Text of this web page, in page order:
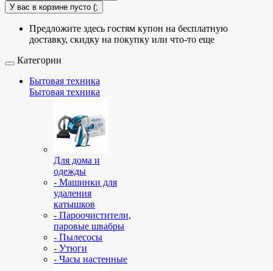
У вас в корзине пусто (;
Предложите здесь гостям купон на бесплатную
доставку, скидку на покупку или что-то еще
Категории
Бытовая техника
Бытовая техника
Для дома и
одежды
- Машинки для
удаления
катышков
- Пароочистители,
паровые швабры
- Пылесосы
- Утюги
- Часы настенные